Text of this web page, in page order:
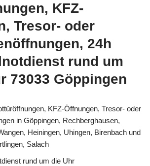
KFZ-
Tresor- oder
24h
rund um
73033 Göppingen
KFZ-Öffnungen, Tresor- oder
in Göppingen, Rechberghausen,
Heiningen, Uhingen, Birenbach und
Salach
rund um die Uhr